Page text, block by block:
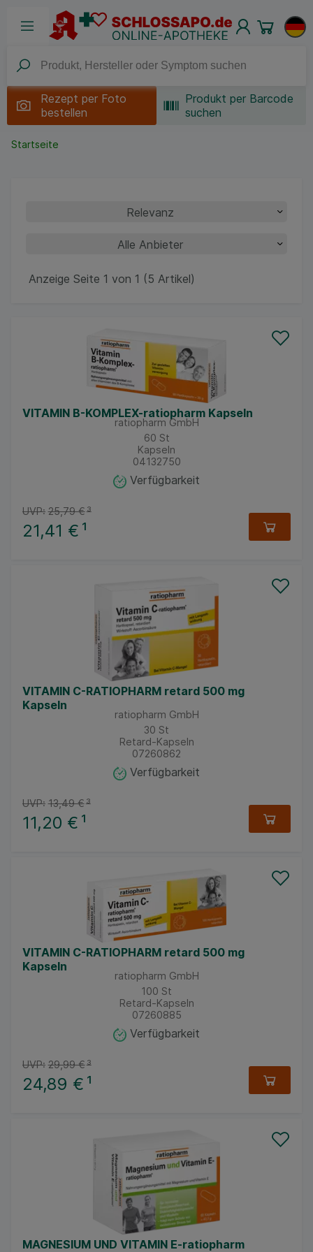
Rezept per Foto
bestellen
Produkt per Barcode
suchen
Startseite
Anzeige Seite 1 von 1 (5 Artikel)
VITAMIN B-KOMPLEX-ratiopharm Kapseln
ratiopharm GmbH
60 St
Kapseln
04132750
Verfügbarkeit
21,41 € ¹
UVP: 25,79 €³
VITAMIN C-RATIOPHARM retard 500 mg
Kapseln
ratiopharm GmbH
30 St
Retard-Kapseln
07260862
Verfügbarkeit
11,20 € ¹
UVP: 13,49 €³
VITAMIN C-RATIOPHARM retard 500 mg
Kapseln
ratiopharm GmbH
100 St
Retard-Kapseln
07260885
Verfügbarkeit
24,89 € ¹
UVP: 29,99 €³
MAGNESIUM UND VITAMIN E-ratiopharm